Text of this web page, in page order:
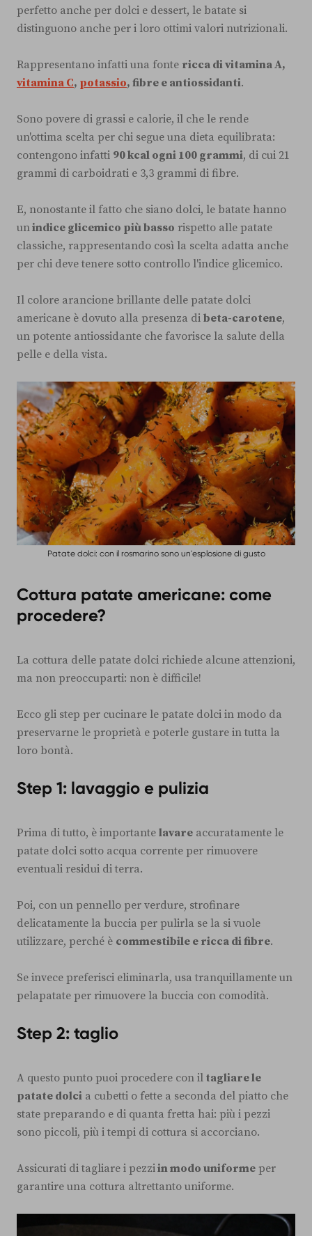
perfetto anche per dolci e dessert, le batate si
distinguono anche per i loro ottimi valori nutrizionali.
Rappresentano infatti una fonte ricca di vitamina A,
vitamina C, potassio, fibre e antiossidanti.
Sono povere di grassi e calorie, il che le rende
un'ottima scelta per chi segue una dieta equilibrata:
contengono infatti 90 kcal ogni 100 grammi, di cui 21
grammi di carboidrati e 3,3 grammi di fibre.
E, nonostante il fatto che siano dolci, le batate hanno
unindice glicemico più basso rispetto alle patate
classiche, rappresentando così la scelta adatta anche
per chi deve tenere sotto controllo l'indice glicemico.
Il colore arancione brillante delle patate dolci
americane è dovuto alla presenza di beta-carotene,
un potente antiossidante che favorisce la salute della
pelle e della vista.
Patate dolci: con il rosmarino sono un'esplosione di gusto
Cottura patate americane: come
procedere?
La cottura delle patate dolci richiede alcune attenzioni,
ma non preoccuparti: non è difficile!
Ecco gli step per cucinare le patate dolci in modo da
preservarne le proprietà e poterle gustare in tutta la
loro bontà.
Step 1: lavaggio e pulizia
Prima di tutto, è importante lavare accuratamente le
patate dolci sotto acqua corrente per rimuovere
eventuali residui di terra.
Poi, con un pennello per verdure, strofinare
delicatamente la buccia per pulirla se la si vuole
utilizzare, perché è commestibile e ricca di fibre.
Se invece preferisci eliminarla, usa tranquillamente un
pelapatate per rimuovere la buccia con comodità.
Step 2: taglio
A questo punto puoi procedere con il tagliare le
patate dolci a cubetti o fette a seconda del piatto che
state preparando e di quanta fretta hai: più i pezzi
sono piccoli, più i tempi di cottura si accorciano.
Assicurati di tagliare i pezziin modo uniforme per
garantire una cottura altrettanto uniforme.